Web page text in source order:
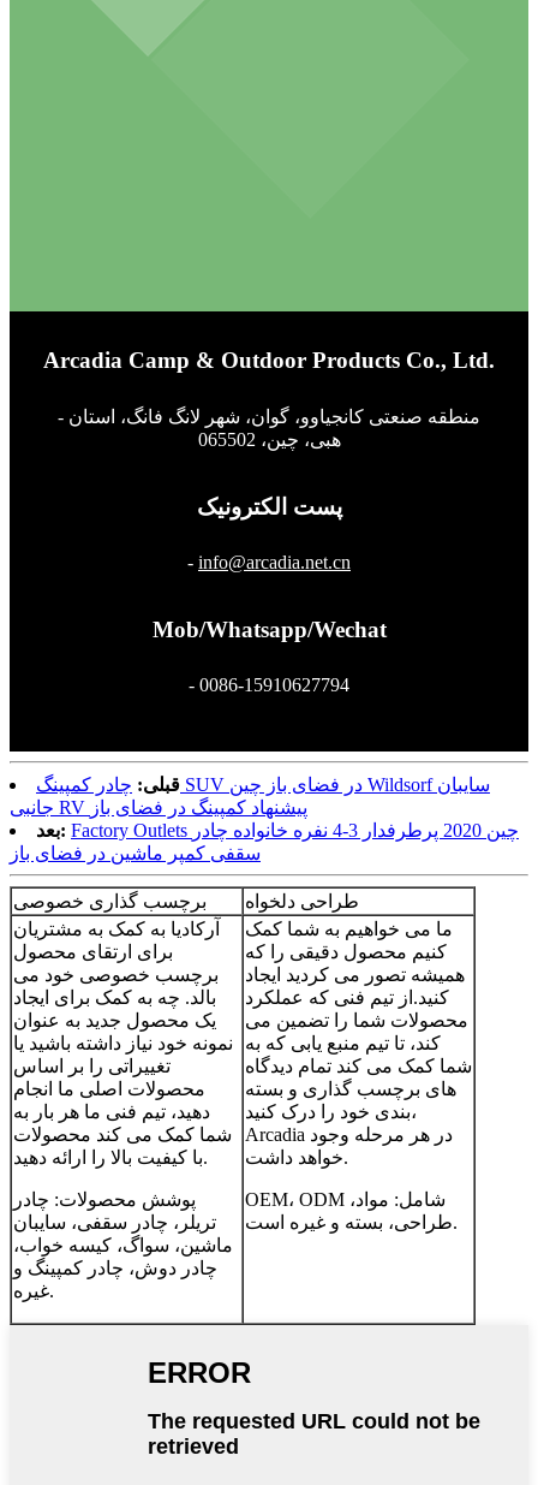
Arcadia Camp & Outdoor Products Co., Ltd.
- منطقه صنعتی کانجیاوو، گوان، شهر لانگ فانگ، استان
هبی، چین، 065502
پست الکترونیک
- info@arcadia.net.cn
Mob/Whatsapp/Wechat
- 0086-15910627794
قبلی: چادر کمپینگ SUV در فضای باز چین Wildsorf سایبان
جانبی RV پیشنهاد کمپینگ در فضای باز
بعد: Factory Outlets چین 2020 پرطرفدار 3-4 نفره خانواده چادر
سقفی کمپر ماشین در فضای باز
برچسب گذاری خصوصی
طراحی دلخواه
آرکادیا به کمک به مشتریان
برای ارتقای محصول
برچسب خصوصی خود می
بالد. چه به کمک برای ایجاد
یک محصول جدید به عنوان
نمونه خود نیاز داشته باشید یا
تغییراتی را بر اساس
محصولات اصلی ما انجام
دهید، تیم فنی ما هر بار به
شما کمک می کند محصولات
با کیفیت بالا را ارائه دهید.
پوشش محصولات: چادر
تریلر، چادر سقفی، سایبان
ماشین، سواگ، کیسه خواب،
چادر دوش، چادر کمپینگ و
غیره.
ما می خواهیم به شما کمک
کنیم محصول دقیقی را که
همیشه تصور می کردید ایجاد
کنید.از تیم فنی که عملکرد
محصولات شما را تضمین می
کند، تا تیم منبع یابی که به
شما کمک می کند تمام دیدگاه
های برچسب گذاری و بسته
بندی خود را درک کنید،
Arcadia در هر مرحله وجود
خواهد داشت.
OEM، ODM شامل: مواد،
طراحی، بسته و غیره است.